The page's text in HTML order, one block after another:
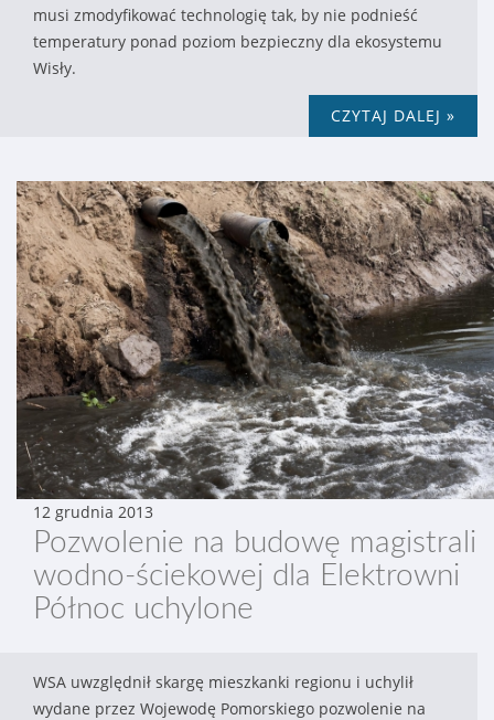
musi zmodyfikować technologię tak, by nie podnieść
temperatury ponad poziom bezpieczny dla ekosystemu
Wisły.
CZYTAJ DALEJ »
12 grudnia 2013
Pozwolenie na budowę magistrali
wodno-ściekowej dla Elektrowni
Północ uchylone
WSA uwzględnił skargę mieszkanki regionu i uchylił
wydane przez Wojewodę Pomorskiego pozwolenie na